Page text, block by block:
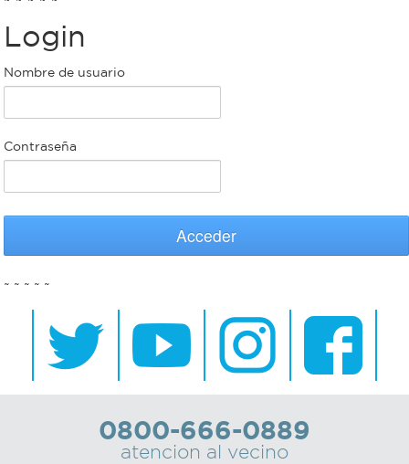
Bromatología
Rentas
Municipal
bondi
Recorrido
colectivos
Recarga
Personal
municipal
Login
Nombre de usuario
Contraseña
Acceder
~ ~ ~ ~ ~
0800-666-0889
atencion al vecino